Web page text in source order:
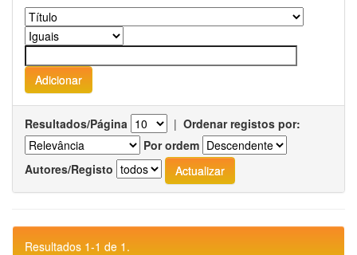
Resultados/Página | Ordenar registos por:
Por ordem
Autores/Registo
Resultados 1-1 de 1.